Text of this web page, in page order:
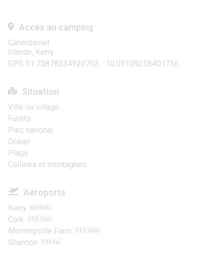
Accés au camping
Caherdaniel
Irlande, Kerry
GPS 51.75878234920753, -10.09109258401736
Situation
Ville ou village
Forêts
Parc national
Océan
Plage
Collines et montagnes
Aéroports
Kerry 60.9 KM
Cork 110.3 KM
Morningside Farm 112.4 KM
Shannon 131 KM